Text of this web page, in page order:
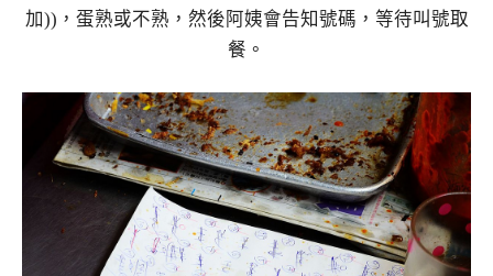
加))，蛋熟或不熟，然後阿姨會告知號碼，等待叫號取
餐。